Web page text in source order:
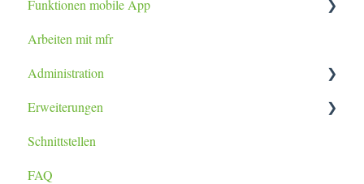
Funktionen mobile App
Tablet / Smartphone App
Arbeiten mit mfr
Administration
Datenimport
Berichtsanpassung
Erweiterungen
lexoffice Plugin
Schnittstellen
FAQ